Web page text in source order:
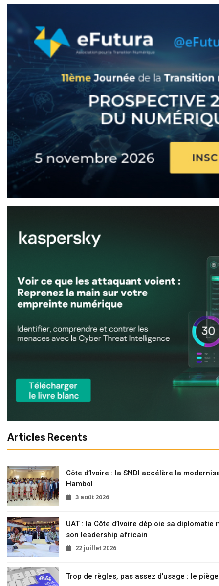
Articles Recents
Côte d’Ivoire : la SNDI accélère la
Hambol
3 août 2026
UAT : la Côte d’Ivoire déploie sa
son leadership africain
22 juillet 2026
Trop de règles, pas assez d’usage : le